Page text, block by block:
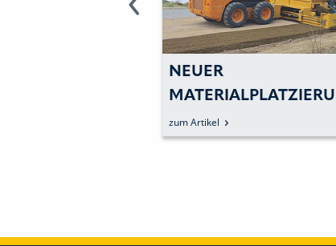
NEUER
VORGESTELLT
zum Artikel